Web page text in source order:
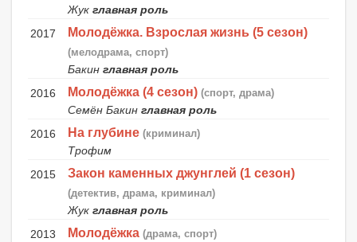
Жук главная роль
2017
Молодёжка. Взрослая жизнь (5 сезон)
(мелодрама, спорт)
Бакин главная роль
2016
Молодёжка (4 сезон) (спорт, драма)
Семён Бакин главная роль
2016
На глубине (криминал)
Трофим
2015
Закон каменных джунглей (1 сезон)
(детектив, драма, криминал)
Жук главная роль
2013
Молодёжка (драма, спорт)